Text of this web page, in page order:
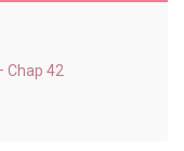
Chap 42